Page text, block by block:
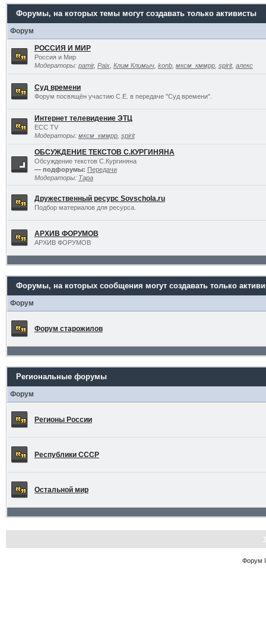
Форумы, на которых темы могут создавать только активисты
Форум
РОССИЯ И МИР
Россия и Мир
Модераторы: pamir, Paix, Клим Климыч, konb, мксм_кммрр, spirit, алекс
Суд времени
Форум посвящён участию С.Е. в передаче "Суд времени".
Интернет телевидение ЭТЦ
ECC TV
Модераторы: мксм_кммрр, spirit
ОБСУЖДЕНИЕ ТЕКСТОВ С.КУРГИНЯНА
Обсуждение текстов С.Кургиняна
— подфорумы: Передачи
Модераторы: Тара
Дружественный ресурс Sovschola.ru
Подбор материалов для ресурса.
АРХИВ ФОРУМОВ
АРХИВ ФОРУМОВ
Форумы, на которых сообщения могут создавать только
Форум
Форум старожилов
Региональные форумы
Форум
Регионы России
Республики СССР
Остальной мир
Форум